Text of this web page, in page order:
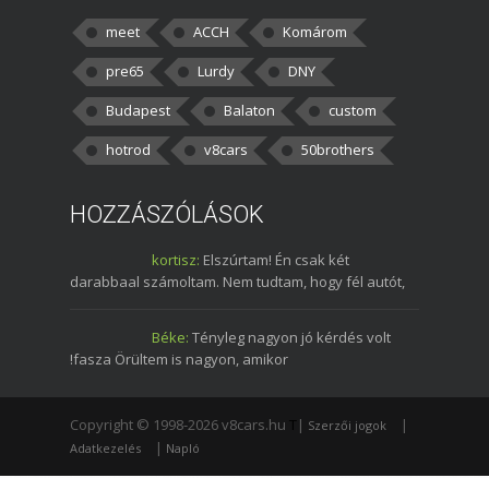
meet ACCH
Komárom
pre65
Lurdy
DNY
Budapest
Balaton
custom
hotrod
v8cars 50brothers
HOZZÁSZÓLÁSOK
kortisz: Elszúrtam! Én csak két
darabbaal számoltam. Nem tudtam, hogy fél autót,
Béke: Tényleg nagyon jó kérdés volt
!fasza Örültem is nagyon, amikor
Copyright © 1998-2026 v8cars.hu | Szerzői jogok |
Adatkezelés | Napló